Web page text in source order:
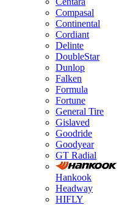
Compasal
Continental
Cordiant
Delinte
DoubleStar
Dunlop
Falken
Formula
Fortune
General Tire
Gislaved
Goodride
Goodyear
GT Radial
Hankook
Headway
HIFLY